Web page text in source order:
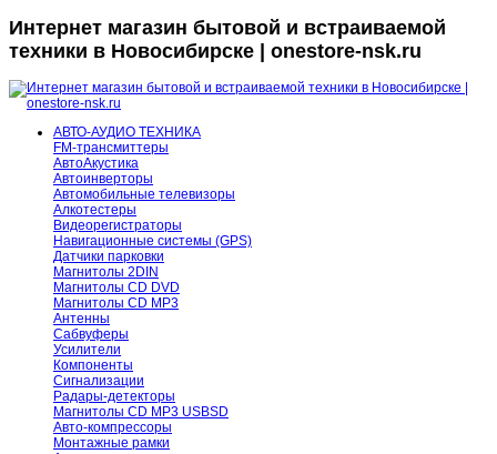
Интернет магазин бытовой и встраиваемой
техники в Новосибирске | onestore-nsk.ru
АВТО-АУДИО ТЕХНИКА
FM-трансмиттеры
АвтоАкустика
Автоинверторы
Автомобильные телевизоры
Алкотестеры
Видеорегистраторы
Навигационные системы (GPS)
Датчики парковки
Магнитолы 2DIN
Магнитолы CD DVD
Магнитолы CD MP3
Антенны
Сабвуферы
Усилители
Компоненты
Сигнализации
Радары-детекторы
Магнитолы CD MP3 USBSD
Авто-компрессоры
Монтажные рамки